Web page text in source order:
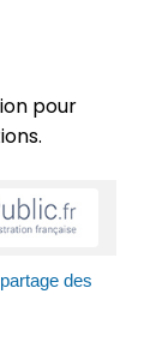
pour
des